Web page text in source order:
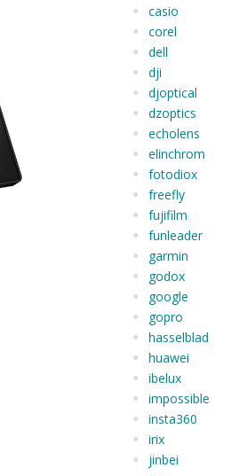
casio
corel
dell
dji
djoptical
dzoptics
echolens
elinchrom
fotodiox
freefly
fujifilm
funleader
garmin
godox
google
gopro
hasselblad
huawei
ibelux
impossible
insta360
irix
jinbei